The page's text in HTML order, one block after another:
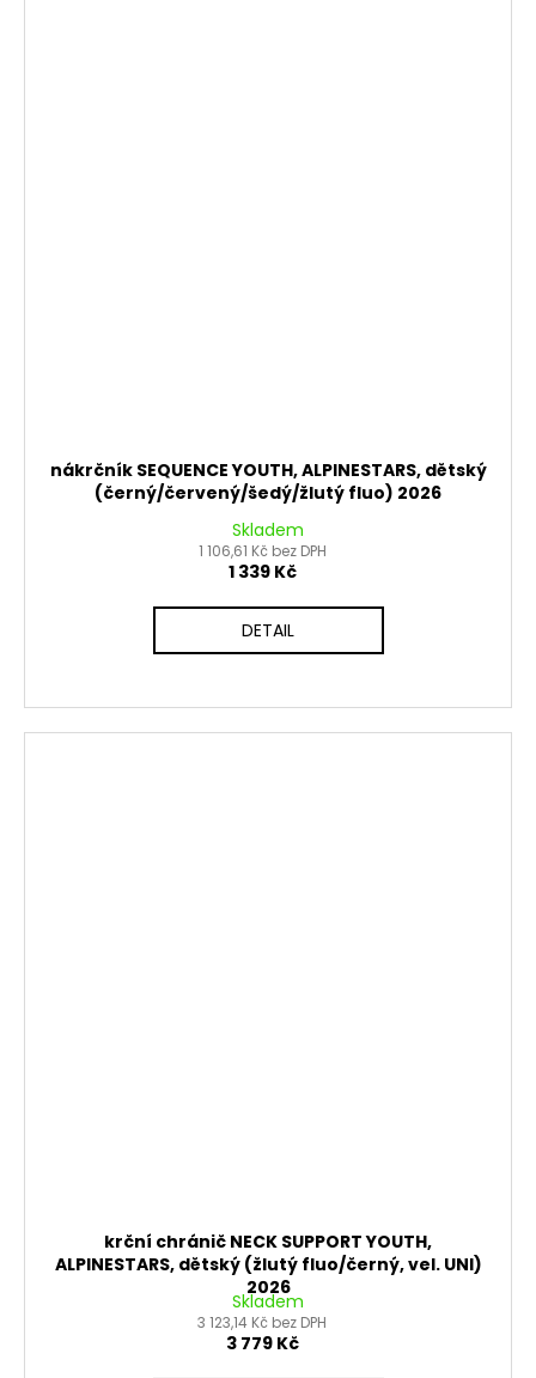
nákrčník SEQUENCE YOUTH, ALPINESTARS, dětský
(černý/červený/šedý/žlutý fluo) 2026
Skladem
1 106,61 Kč bez DPH
1 339 Kč
DETAIL
krční chránič NECK SUPPORT YOUTH,
ALPINESTARS, dětský (žlutý fluo/černý, vel. UNI)
2026
Skladem
3 123,14 Kč bez DPH
3 779 Kč